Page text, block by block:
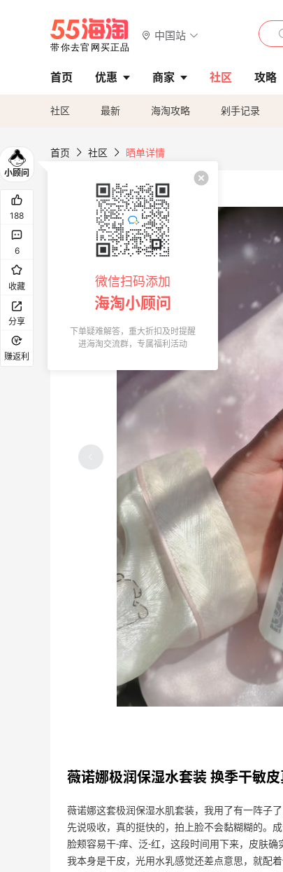
中国站
首页 优惠 商家 社区 攻略
社区 最新 海淘攻略 剁手记录
首页 社区 晒单详情
薇诺娜极润保湿水套装 换季干敏
薇诺娜这套极润保湿水肌套装，我用了有一阵子
先说吸收，真的挺快的，拍上脸不会黏糊糊的。
脸颊容易干-痒、泛-红，这段时间用下来，皮肤确
我本身是干皮，光用水乳感觉还差点意思，就配
开始绑定55的返利券啦～认真研究了一
挺简单的
21天前
永辉超市，这几年逛的最多的超市
21天前
古茗桃桃冰冰李半融化才是正确打开姿势
22天前
07-07
188
6
收藏
分享
赚返利
微信扫码添加
海淘小顾问
下单疑难解答，重大折扣及时提醒
进海淘交流群，专属福利活动